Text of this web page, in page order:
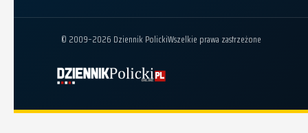
© 2009–2026 Dziennik PolickiWszelkie prawa zastrzeżone